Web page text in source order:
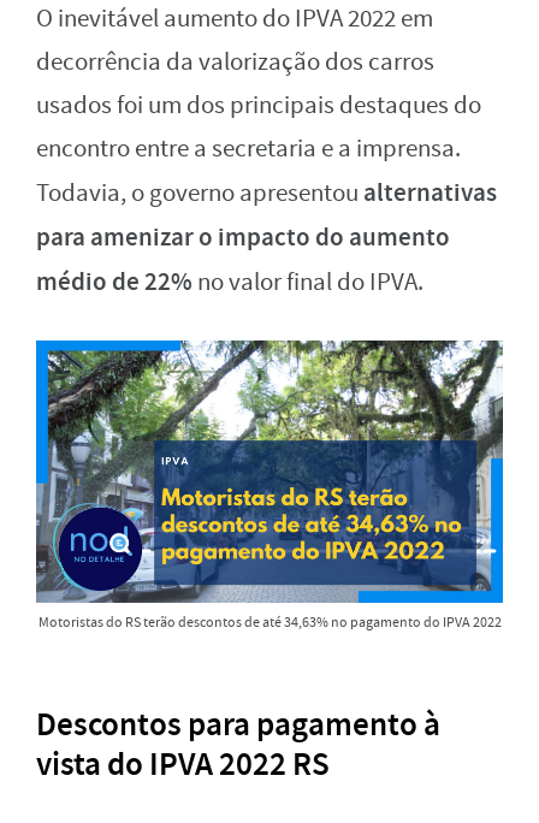
O inevitável aumento do IPVA 2022 em
decorrência da valorização dos carros
usados foi um dos principais destaques do
encontro entre a secretaria e a imprensa.
Todavia, o governo apresentou alternativas
para amenizar o impacto do aumento
médio de 22% no valor final do IPVA.
Motoristas do RS terão descontos de até 34,63% no pagamento do IPVA 2022
Descontos para pagamento à
vista do IPVA 2022 RS